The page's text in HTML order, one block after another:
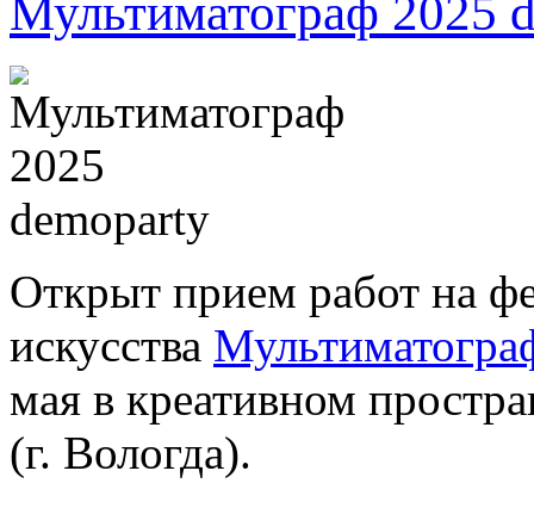
Мультиматограф 2025
Открыт прием работ на
искусства
мая в креативном
(г. Вологда).